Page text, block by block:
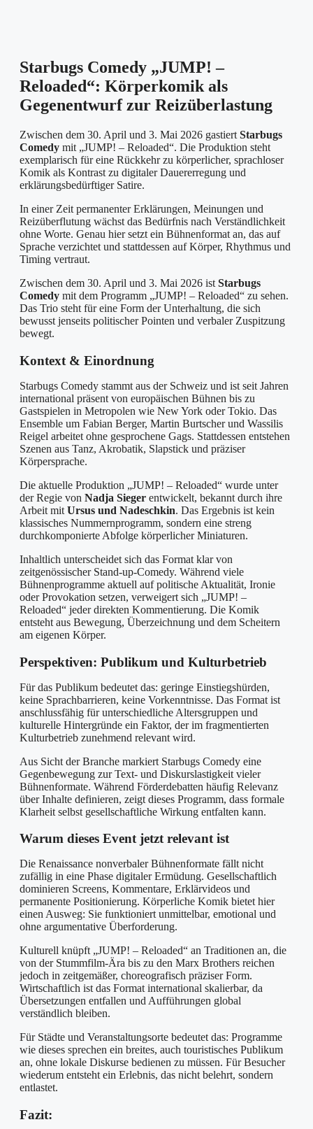
Starbugs Comedy „JUMP! –
Reloaded“: Körperkomik als
Gegenentwurf zur Reizüberlastung
Zwischen dem 30. April und 3. Mai 2026 gastiert Starbugs
Comedy mit „JUMP! – Reloaded“. Die Produktion steht
exemplarisch für eine Rückkehr zu körperlicher, sprachloser
Komik als Kontrast zu digitaler Dauererregung und
erklärungsbedürftiger Satire.
In einer Zeit permanenter Erklärungen, Meinungen und
Reizüberflutung wächst das Bedürfnis nach Verständlichkeit
ohne Worte. Genau hier setzt ein Bühnenformat an, das auf
Sprache verzichtet und stattdessen auf Körper, Rhythmus und
Timing vertraut.
Zwischen dem 30. April und 3. Mai 2026 ist Starbugs
Comedy mit dem Programm „JUMP! – Reloaded“ zu sehen.
Das Trio steht für eine Form der Unterhaltung, die sich
bewusst jenseits politischer Pointen und verbaler Zuspitzung
bewegt.
Kontext & Einordnung
Starbugs Comedy stammt aus der Schweiz und ist seit Jahren
international präsent von europäischen Bühnen bis zu
Gastspielen in Metropolen wie New York oder Tokio. Das
Ensemble um Fabian Berger, Martin Burtscher und Wassilis
Reigel arbeitet ohne gesprochene Gags. Stattdessen entstehen
Szenen aus Tanz, Akrobatik, Slapstick und präziser
Körpersprache.
Die aktuelle Produktion „JUMP! – Reloaded“ wurde unter
der Regie von Nadja Sieger entwickelt, bekannt durch ihre
Arbeit mit Ursus und Nadeschkin. Das Ergebnis ist kein
klassisches Nummernprogramm, sondern eine streng
durchkomponierte Abfolge körperlicher Miniaturen.
Inhaltlich unterscheidet sich das Format klar von
zeitgenössischer Stand-up-Comedy. Während viele
Bühnenprogramme aktuell auf politische Aktualität, Ironie
oder Provokation setzen, verweigert sich „JUMP! –
Reloaded“ jeder direkten Kommentierung. Die Komik
entsteht aus Bewegung, Überzeichnung und dem Scheitern
am eigenen Körper.
Perspektiven: Publikum und Kulturbetrieb
Für das Publikum bedeutet das: geringe Einstiegshürden,
keine Sprachbarrieren, keine Vorkenntnisse. Das Format ist
anschlussfähig für unterschiedliche Altersgruppen und
kulturelle Hintergründe ein Faktor, der im fragmentierten
Kulturbetrieb zunehmend relevant wird.
Aus Sicht der Branche markiert Starbugs Comedy eine
Gegenbewegung zur Text- und Diskurslastigkeit vieler
Bühnenformate. Während Förderdebatten häufig Relevanz
über Inhalte definieren, zeigt dieses Programm, dass formale
Klarheit selbst gesellschaftliche Wirkung entfalten kann.
Warum dieses Event jetzt relevant ist
Die Renaissance nonverbaler Bühnenformate fällt nicht
zufällig in eine Phase digitaler Ermüdung. Gesellschaftlich
dominieren Screens, Kommentare, Erklärvideos und
permanente Positionierung. Körperliche Komik bietet hier
einen Ausweg: Sie funktioniert unmittelbar, emotional und
ohne argumentative Überforderung.
Kulturell knüpft „JUMP! – Reloaded“ an Traditionen an, die
von der Stummfilm-Ära bis zu den Marx Brothers reichen
jedoch in zeitgemäßer, choreografisch präziser Form.
Wirtschaftlich ist das Format international skalierbar, da
Übersetzungen entfallen und Aufführungen global
verständlich bleiben.
Für Städte und Veranstaltungsorte bedeutet das: Programme
wie dieses sprechen ein breites, auch touristisches Publikum
an, ohne lokale Diskurse bedienen zu müssen. Für Besucher
wiederum entsteht ein Erlebnis, das nicht belehrt, sondern
entlastet.
Fazit: